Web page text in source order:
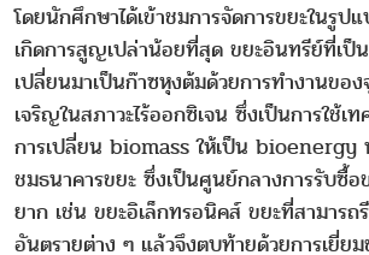
โดยนักศึกษาได้เข้าชมการจัดการขยะในรูป
เกิดการสูญเปล่าน้อยที่สุด ขยะอินทรีย์ที่เป็
เปลี่ยนมาเป็นก๊าซหุงต้มด้วยการทำงานขอ
เจริญในสภาวะไร้ออกซิเจน ซึ่งเป็นการใช้เ
การเปลี่ยน biomass ให้เป็น bioenergy
ชมธนาคารขยะ ซึ่งเป็นศูนย์กลางการรับซื้อ
ยาก เช่น ขยะอิเล็กทรอนิคส์ ขยะที่สามารถรี
อันตรายต่าง ๆ แล้วจึงตบท้ายด้วยการเยี่